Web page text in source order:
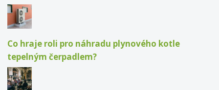
Co hraje roli pro náhradu plynového kotle
tepelným čerpadlem?